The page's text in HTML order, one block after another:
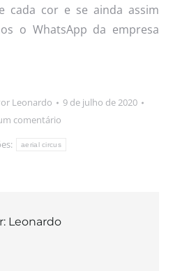
cada cor e se ainda assim
o WhatsApp da empresa
Leonardo
9 de julho de 2020
comentário
aerial circus
Leonardo